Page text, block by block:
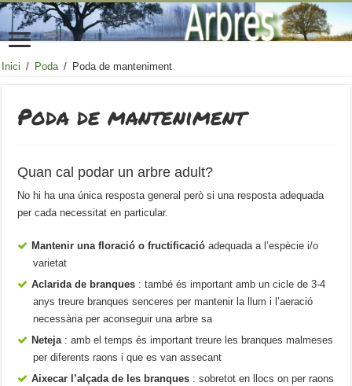
Inici / Poda / Poda de manteniment
Poda de manteniment
Quan cal podar un arbre adult?
No hi ha una única resposta general però si una resposta adequada
per cada necessitat en particular.
Mantenir una floració o fructificació adequada a l’espècie i/o
varietat
Aclarida de branques : també és important amb un cicle de 3-4
anys treure branques senceres per mantenir la llum i l’aeració
necessària per aconseguir una arbre sa
Neteja: amb el temps és important treure les branques malmeses
per diferents raons i que es van assecant
Aixecar l’alçada de les branques : sobretot en llocs on per raons